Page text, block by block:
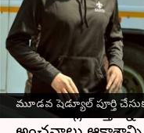
మూడవ షెడ్యూల్ పూర్తి
వ్రాసిన వారు Sriram Pranateja
ఈ వార్తాకథనం ఏంటి
పవర్ స్టార్పవన్
కాంబినేషన్లో